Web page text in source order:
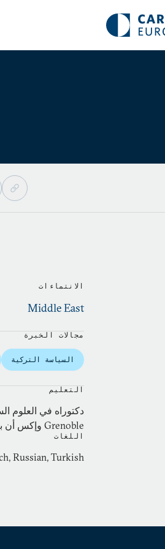
الانتماءات
Middle East
مجالات الخبرة
السياسة التركية
التعليم
دكتوراه في العلوم
Grenoble وإكس أن بروفونس Aix en Provence للعلوم السياسية.
اللغات
Russian, Turkish